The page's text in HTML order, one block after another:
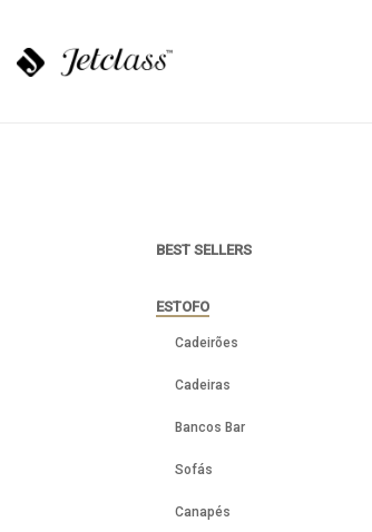
BEST SELLERS
ESTOFO
Cadeirões
Cadeiras
Bancos Bar
Sofás
Canapés